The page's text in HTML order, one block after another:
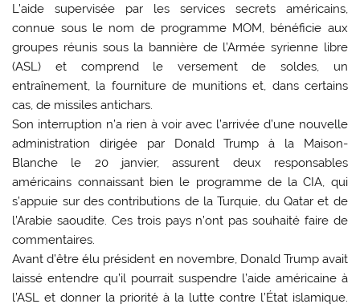
L’aide supervisée par les services secrets américains,
connue sous le nom de programme MOM, bénéficie aux
groupes réunis sous la bannière de l’Armée syrienne libre
(ASL) et comprend le versement de soldes, un
entraînement, la fourniture de munitions et, dans certains
cas, de missiles antichars.
Son interruption n’a rien à voir avec l’arrivée d’une nouvelle
administration dirigée par Donald Trump à la Maison-
Blanche le 20 janvier, assurent deux responsables
américains connaissant bien le programme de la CIA, qui
s’appuie sur des contributions de la Turquie, du Qatar et de
l’Arabie saoudite. Ces trois pays n’ont pas souhaité faire de
commentaires.
Avant d’être élu président en novembre, Donald Trump avait
laissé entendre qu’il pourrait suspendre l’aide américaine à
l’ASL et donner la priorité à la lutte contre l’État islamique.